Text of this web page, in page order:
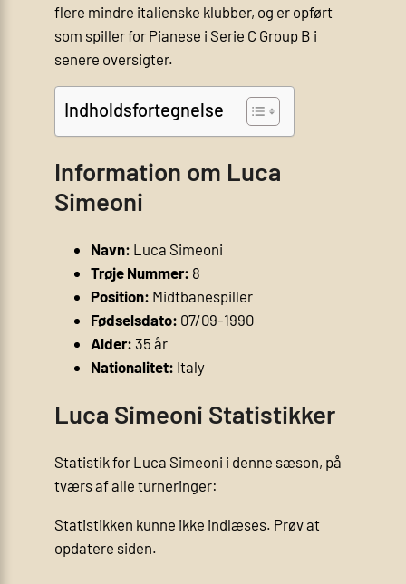
flere mindre italienske klubber, og er opført
som spiller for Pianese i Serie C Group B i
senere oversigter.
Indholdsfortegnelse
Information om Luca
Simeoni
Navn: Luca Simeoni
Trøje Nummer: 8
Position: Midtbanespiller
Fødselsdato: 07/09-1990
Alder: 35 år
Nationalitet: Italy
Luca Simeoni Statistikker
Statistik for Luca Simeoni i denne sæson, på
tværs af alle turneringer:
Statistikken kunne ikke indlæses. Prøv at
opdatere siden.